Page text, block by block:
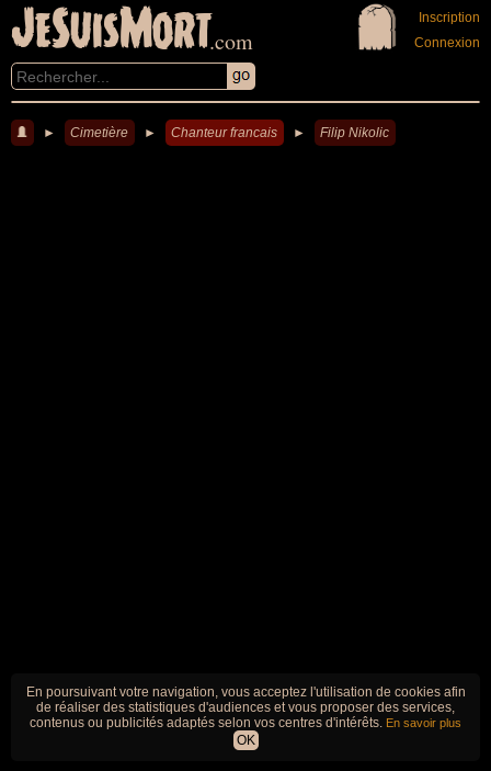
JeSuisMort.com
Inscription
Connexion
► Cimetière ► Chanteur francais ► Filip Nikolic
En poursuivant votre navigation, vous acceptez l'utilisation de cookies afin
de réaliser des statistiques d'audiences et vous proposer des services,
contenus ou publicités adaptés selon vos centres d'intérêts. En savoir plus
OK